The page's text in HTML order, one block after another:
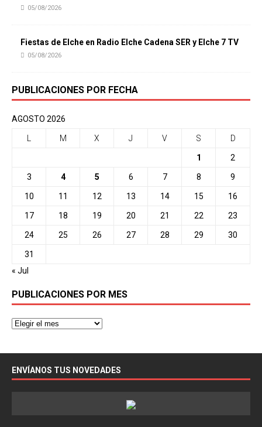
05/08/2026
Fiestas de Elche en Radio Elche Cadena SER y Elche 7 TV
05/08/2026
PUBLICACIONES POR FECHA
AGOSTO 2026
M X J V S D
1 2
3 4 5 6 7 8 9
10 11 12 13 14 15 16
17 18 19 20 21 22 23
24 25 26 27 28 29 30
31
« Jul
PUBLICACIONES POR MES
ENVÍANOS TUS NOVEDADES